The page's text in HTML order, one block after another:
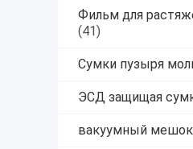
Фильм для
(41)
Сумки пузыря
ЭСД защищая
вакуумный мешок